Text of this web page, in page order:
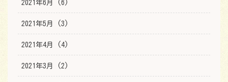
2021年6月 (6)
2021年5月 (3)
2021年4月 (4)
2021年3月 (2)